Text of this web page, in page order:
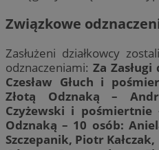
Związkowe
Zasłużeni działkowcy
odznaczeniami: Za
Czesław Głuch i
Złotą Odznaką –
Czyżewski i pośmiertnie
Odznaką – 10 osób:
Szczepanik, Piotr